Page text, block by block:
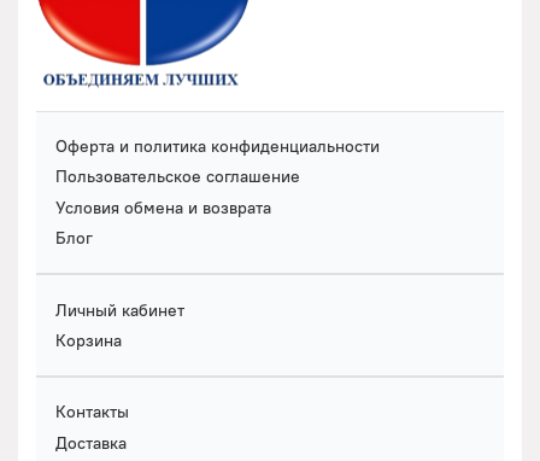
Оферта и политика конфиденциальности
Пользовательское соглашение
Условия обмена и возврата
Блог
Личный кабинет
Корзина
Контакты
Доставка